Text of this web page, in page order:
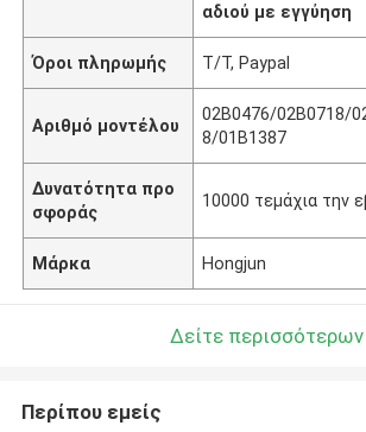
αδιού με εγγύηση
Όροι πληρωμής Τ/Τ, Paypal
Αριθμό μοντέλου
02B0476/02B0718/
8/01B1387
Δυνατότητα προ
σφοράς
10000 τεμάχια την
Μάρκα Hongjun
Δείτε περισσότερων
Περίπου εμείς